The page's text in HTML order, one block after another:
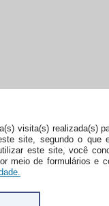
visita(s) realizada(s)
site, segundo o que
este site, você
meio de formulários e